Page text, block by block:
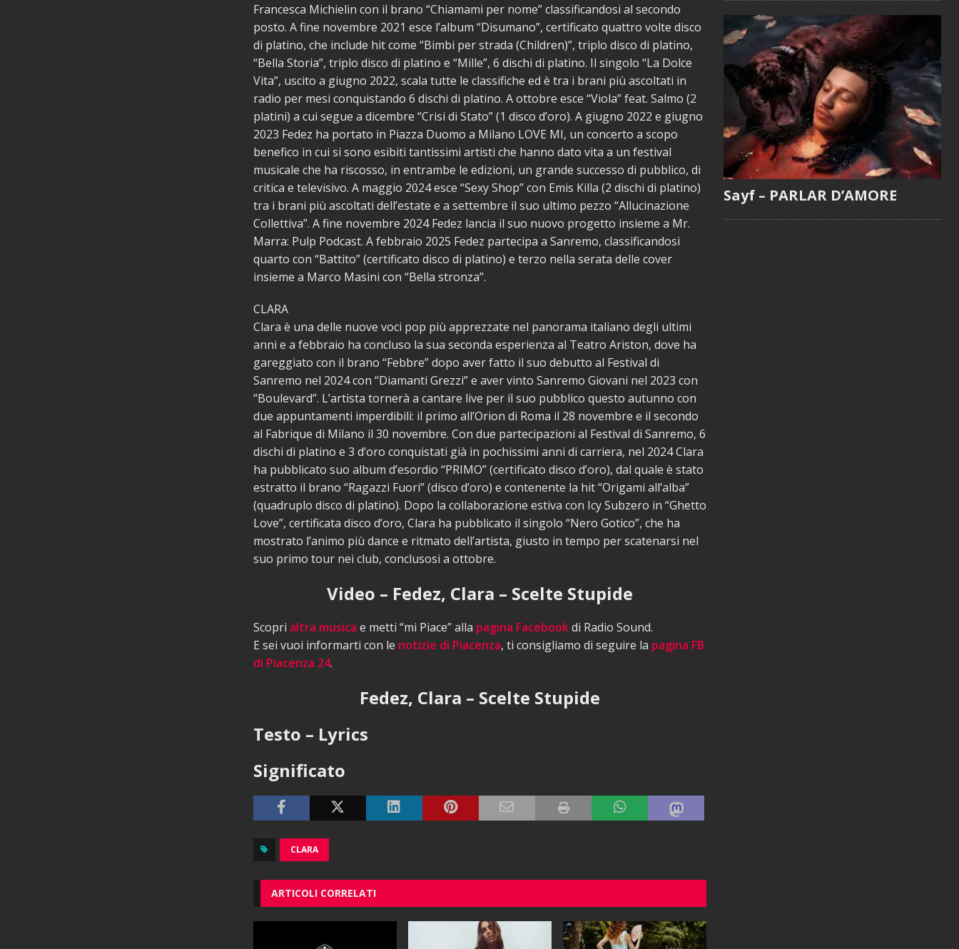
Francesca Michielin con il brano “Chiamami per nome” classificandosi al secondo
posto. A fine novembre 2021 esce l’album “Disumano”, certificato quattro volte disco
di platino, che include hit come “Bimbi per strada (Children)”, triplo disco di platino,
“Bella Storia”, triplo disco di platino e “Mille”, 6 dischi di platino. Il singolo “La Dolce
Vita”, uscito a giugno 2022, scala tutte le classifiche ed è tra i brani più ascoltati in
radio per mesi conquistando 6 dischi di platino. A ottobre esce “Viola” feat. Salmo (2
platini) a cui segue a dicembre “Crisi di Stato” (1 disco d’oro). A giugno 2022 e giugno
2023 Fedez ha portato in Piazza Duomo a Milano LOVE MI, un concerto a scopo
benefico in cui si sono esibiti tantissimi artisti che hanno dato vita a un festival
musicale che ha riscosso, in entrambe le edizioni, un grande successo di pubblico, di
critica e televisivo. A maggio 2024 esce “Sexy Shop” con Emis Killa (2 dischi di platino)
tra i brani più ascoltati dell’estate e a settembre il suo ultimo pezzo “Allucinazione
Collettiva”. A fine novembre 2024 Fedez lancia il suo nuovo progetto insieme a Mr.
Marra: Pulp Podcast. A febbraio 2025 Fedez partecipa a Sanremo, classificandosi
quarto con “Battito” (certificato disco di platino) e terzo nella serata delle cover
insieme a Marco Masini con “Bella stronza”.
CLARA
Clara è una delle nuove voci pop più apprezzate nel panorama italiano degli ultimi
anni e a febbraio ha concluso la sua seconda esperienza al Teatro Ariston, dove ha
gareggiato con il brano “Febbre” dopo aver fatto il suo debutto al Festival di
Sanremo nel 2024 con “Diamanti Grezzi” e aver vinto Sanremo Giovani nel 2023 con
“Boulevard”. L’artista tornerà a cantare live per il suo pubblico questo autunno con
due appuntamenti imperdibili: il primo all’Orion di Roma il 28 novembre e il secondo
al Fabrique di Milano il 30 novembre. Con due partecipazioni al Festival di Sanremo, 6
dischi di platino e 3 d’oro conquistati già in pochissimi anni di carriera, nel 2024 Clara
ha pubblicato suo album d’esordio “PRIMO” (certificato disco d’oro), dal quale è stato
estratto il brano “Ragazzi Fuori” (disco d’oro) e contenente la hit “Origami all’alba”
(quadruplo disco di platino). Dopo la collaborazione estiva con Icy Subzero in “Ghetto
Love”, certificata disco d’oro, Clara ha pubblicato il singolo “Nero Gotico”, che ha
mostrato l’animo più dance e ritmato dell’artista, giusto in tempo per scatenarsi nel
suo primo tour nei club, conclusosi a ottobre.
Video – Fedez, Clara – Scelte Stupide
Scopri altra musica e metti “mi Piace” alla pagina Facebookdi Radio Sound.
E sei vuoi informarti con le notizie di Piacenza, ti consigliamo di seguire la pagina FB
di Piacenza 24.
Fedez, Clara – Scelte Stupide
Testo – Lyrics
Significato
CLARA
ARTICOLI CORRELATI
Sayf – PARLAR D’AMORE